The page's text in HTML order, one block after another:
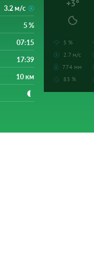
3.2 м/с
5 %
07:15
17:39
10 км
+3°
5 %
2.7 м/с
774 мм
83 %